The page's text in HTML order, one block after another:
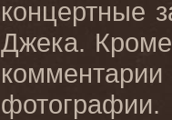
концертные
Джека.
фотографии.